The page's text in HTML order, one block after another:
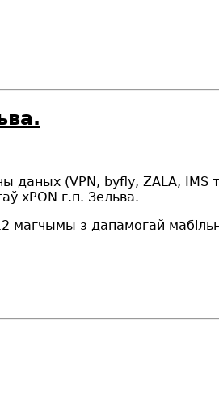
даных (VPN, byfly, ZALA, IMS
ў хPON г.п. Зельва.
магчымы з дапамогай